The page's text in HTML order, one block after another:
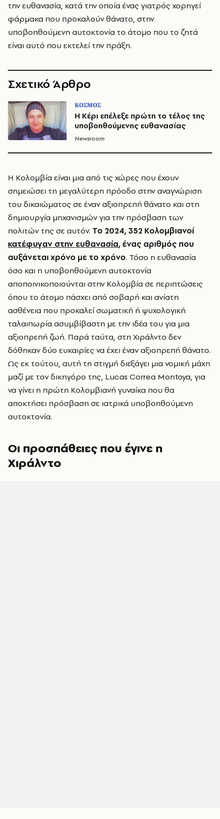
την ευθανασία, κατά την οποία ένας γιατρός χορηγεί
φάρμακα που προκαλούν θάνατο, στην
υποβοηθούμενη αυτοκτονία το άτομο που το ζητά
είναι αυτό που εκτελεί την πράξη.
Σχετικό Άρθρο
ΚΟΣΜΟΣ
Η Κέρι επέλεξε πρώτη το τέλος της
υποβοηθούμενης ευθανασίας
Newsroom
Η Κολομβία είναι μια από τις χώρες που έχουν
σημειώσει τη μεγαλύτερη πρόοδο στην αναγνώριση
του δικαιώματος σε έναν αξιοπρεπή θάνατο και στη
δημιουργία μηχανισμών για την πρόσβαση των
πολιτών της σε αυτόν. Το 2024, 352 Κολομβιανοί
κατέφυγαν στην ευθανασία, ένας αριθμός που
αυξάνεται χρόνο με το χρόνο. Τόσο η ευθανασία
όσο και η υποβοηθούμενη αυτοκτονία
αποποινικοποιούνται στην Κολομβία σε περιπτώσεις
όπου το άτομο πάσχει από σοβαρή και ανίατη
ασθένεια που προκαλεί σωματική ή ψυχολογική
ταλαιπωρία ασυμβίβαστη με την ιδέα του για μια
αξιοπρεπή ζωή. Παρά ταύτα, στη Χιράλντο δεν
δόθηκαν δύο ευκαιρίες να έχει έναν αξιοπρεπή θάνατο.
Ως εκ τούτου, αυτή τη στιγμή διεξάγει μια νομική μάχη
μαζί με τον δικηγόρο της, Lucas Correa Montoya, για
να γίνει η πρώτη Κολομβιανή γυναίκα που θα
αποκτήσει πρόσβαση σε ιατρικά υποβοηθούμενη
αυτοκτονία.
Οι προσπάθειες που έγινε η
Χιράλντο